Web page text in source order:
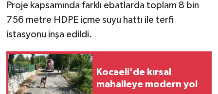
Proje kapsamında farklı ebatlarda toplam 8 bin
756 metre HDPE içme suyu hattı ile terfi
istasyonu inşa edildi.
Kocaeli'de kırsal
mahalleye modern yol